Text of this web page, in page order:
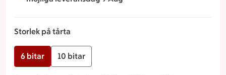
Storlek på tårta
6 bitar 10 bitar